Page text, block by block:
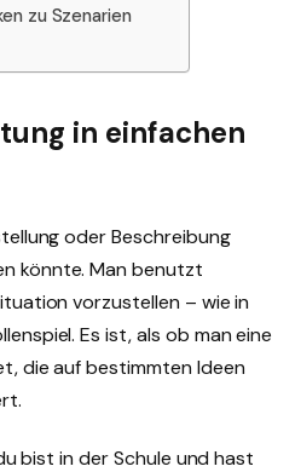
zu Szenarien
in einfachen
oder Beschreibung
könnte. Man benutzt
vorzustellen – wie in
Es ist, als ob man eine
die auf bestimmten Ideen
bist in der Schule und hast